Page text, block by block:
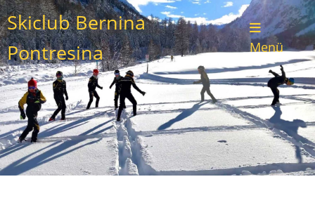
Skiclub Bernina
Pontresina
Menü